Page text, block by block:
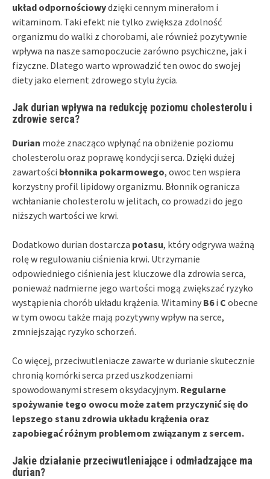
układ odpornościowydzięki cennym minerałom i
witaminom. Taki efekt nie tylko zwiększa zdolność
organizmu do walki z chorobami, ale również pozytywnie
wpływa na nasze samopoczucie zarówno psychiczne, jak i
fizyczne. Dlatego warto wprowadzić ten owoc do swojej
diety jako element zdrowego stylu życia.
Jak durian wpływa na redukcję poziomu cholesterolu i
zdrowie serca?
Durian może znacząco wpłynąć na obniżenie poziomu
cholesterolu oraz poprawę kondycji serca. Dzięki dużej
zawartości błonnika pokarmowego, owoc ten wspiera
korzystny profil lipidowy organizmu. Błonnik ogranicza
wchłanianie cholesterolu w jelitach, co prowadzi do jego
niższych wartości we krwi.
Dodatkowo durian dostarcza potasu, który odgrywa ważną
rolę w regulowaniu ciśnienia krwi. Utrzymanie
odpowiedniego ciśnienia jest kluczowe dla zdrowia serca,
ponieważ nadmierne jego wartości mogą zwiększać ryzyko
wystąpienia chorób układu krążenia. Witaminy B6i C obecne
w tym owocu także mają pozytywny wpływ na serce,
zmniejszając ryzyko schorzeń.
Co więcej, przeciwutleniacze zawarte w durianie skutecznie
chronią komórki serca przed uszkodzeniami
spowodowanymi stresem oksydacyjnym. Regularne
spożywanie tego owocu może zatem przyczynić się do
lepszego stanu zdrowia układu krążenia oraz
zapobiegać różnym problemom związanym z sercem.
Jakie działanie przeciwutleniające i odmładzające ma
durian?